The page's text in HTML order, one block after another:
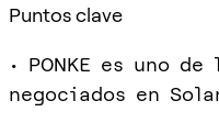
Puntos clave
• PONKE es uno
negociados en